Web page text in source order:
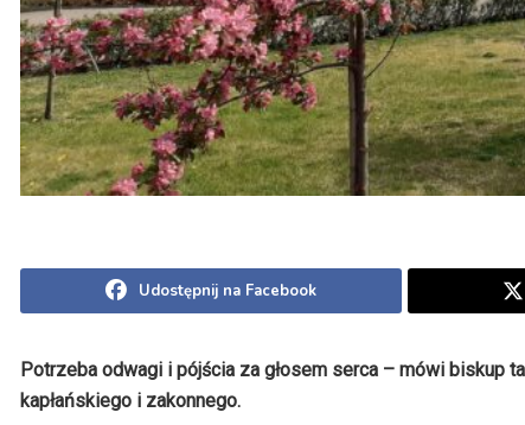
Udostępnij na Facebook
Potrzeba odwagi i pójścia za głosem serca – mówi biskup
kapłańskiego i zakonnego.